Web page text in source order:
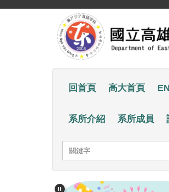
回首頁 高大首頁
系所介紹 系所成員